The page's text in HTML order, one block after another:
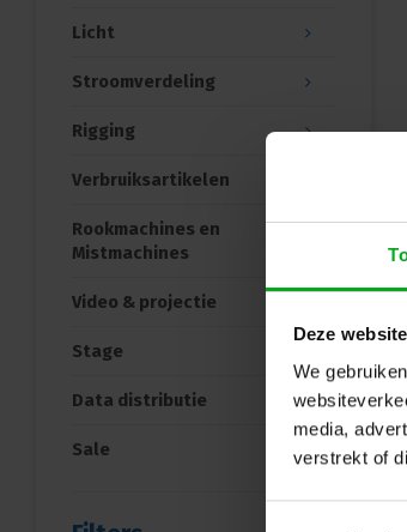
Deze
We
media,
verstrekt of
Licht
Stroomverdeling
Rigging
Verbruiksartikelen
Rookmachines en
Mistmachines
Video & projectie
Stage
Data distributie
Sale